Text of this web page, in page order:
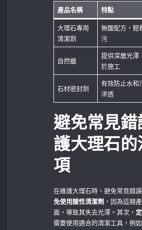
產品名稱 特點
大理石專用
清潔劑
無酸配方，輕
污
自然蠟
提供深層光澤
於施工
石材密封劑
有效防止水和
滲透
避免常見錯
護大理石的
項
在維護大理石時，避免常見錯
免使用酸性清潔劑 ，因為這類
面，導致其失去光澤。其次，
需要使用適合的清潔工具，例